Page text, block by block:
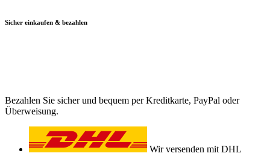
Sicher einkaufen & bezahlen
Bezahlen Sie sicher und bequem per Kreditkarte, PayPal oder
Überweisung.
Wir versenden mit DHL